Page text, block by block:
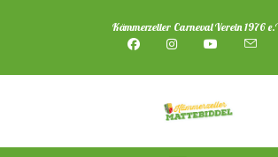
Kämmerzeller Carneval Verein 1976